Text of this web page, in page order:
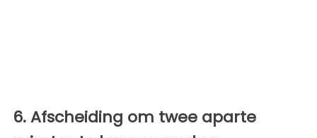
6. Afscheiding om twee aparte